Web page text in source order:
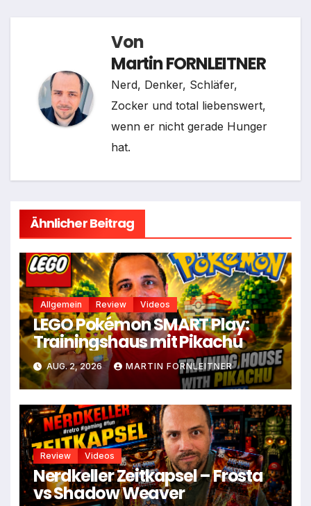
Von
Martin FORNLEITNER
Nerd, Denker, Schläfer,
Zocker und total liebenswert,
wenn er nicht gerade Hunger
hat.
Ähnlicher Beitrag
Allgemein Review Videos
LEGO Pokémon SMART Play:
Trainingshaus mit Pikachu
AUG. 2, 2026 MARTIN FORNLEITNER
Review Videos
Nerdkeller Zeitkapsel – Frosta
vs Shadow Weaver